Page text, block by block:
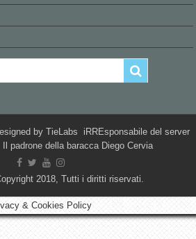
by TieLabs iRREsponsabile del server
padrone della baracca Diego Cervia
2018, Tutti i diritti riservati.
& Cookies Policy